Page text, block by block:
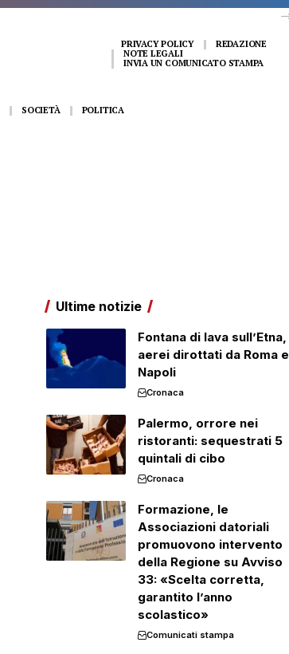
PRIVACY POLICY
REDAZIONE
NOTE LEGALI
INVIA UN COMUNICATO STAMPA
SOCIETÀ POLITICA
Ultime notizie
Fontana di lava sull’Etna,
aerei dirottati da Roma e
Napoli
Cronaca
Palermo, orrore nei
ristoranti: sequestrati 5
quintali di cibo
Cronaca
Formazione, le
Associazioni datoriali
promuovono intervento
della Regione su Avviso
33: «Scelta corretta,
garantito l’anno
scolastico»
Comunicati stampa